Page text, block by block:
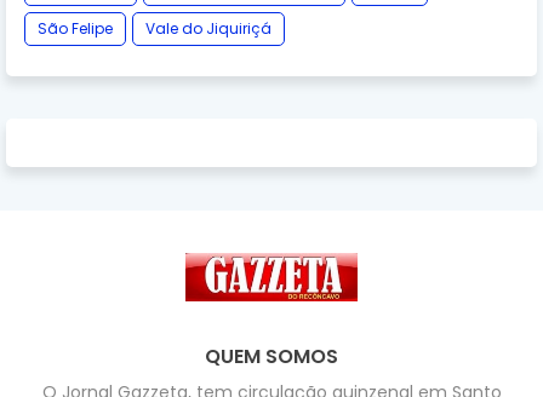
São Felipe
Vale do Jiquiriçá
QUEM SOMOS
O Jornal Gazzeta, tem circulação quinzenal em Santo